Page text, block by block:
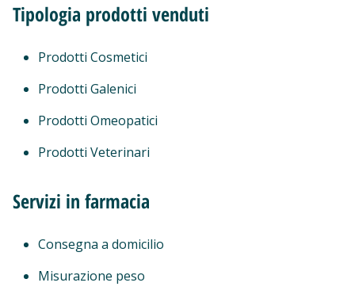
Tipologia prodotti venduti
Prodotti Cosmetici
Prodotti Galenici
Prodotti Omeopatici
Prodotti Veterinari
Servizi in farmacia
Consegna a domicilio
Misurazione peso